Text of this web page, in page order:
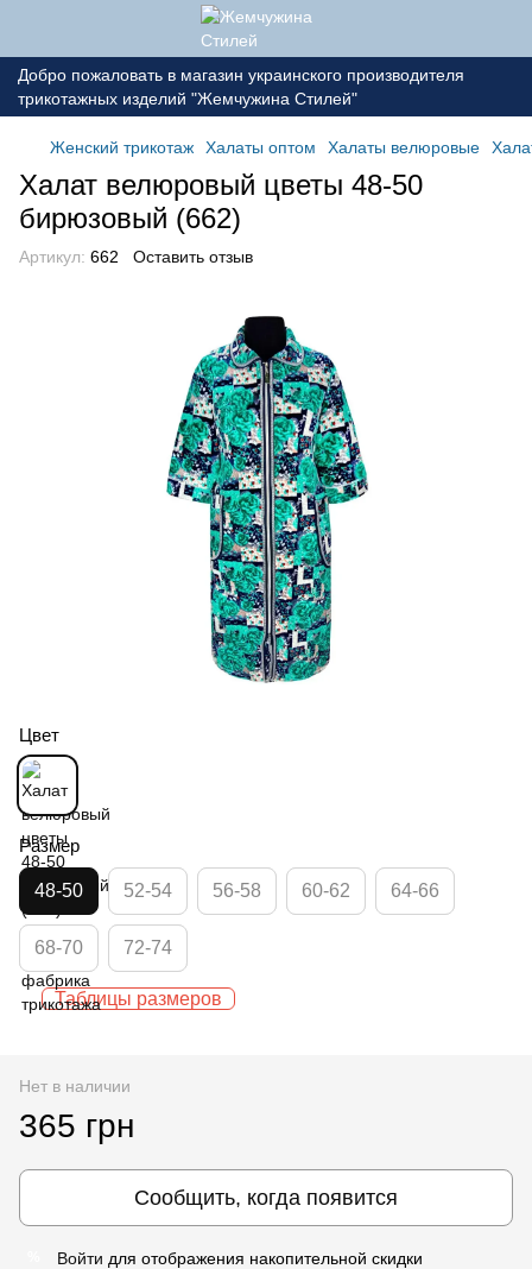
Добро пожаловать в магазин украинского производителя
трикотажных изделий "Жемчужина Стилей"
Женский трикотаж Халаты оптом Халаты велюровые
Халат велюровый цветы 48-50
бирюзовый (662)
Артикул: 662 Оставить отзыв
Цвет
Размер
48-50 52-54 56-58 60-62 64-66
68-70 72-74
Таблицы размеров
Нет в наличии
365 грн
Сообщить, когда появится
Войти для отображения накопительной скидки